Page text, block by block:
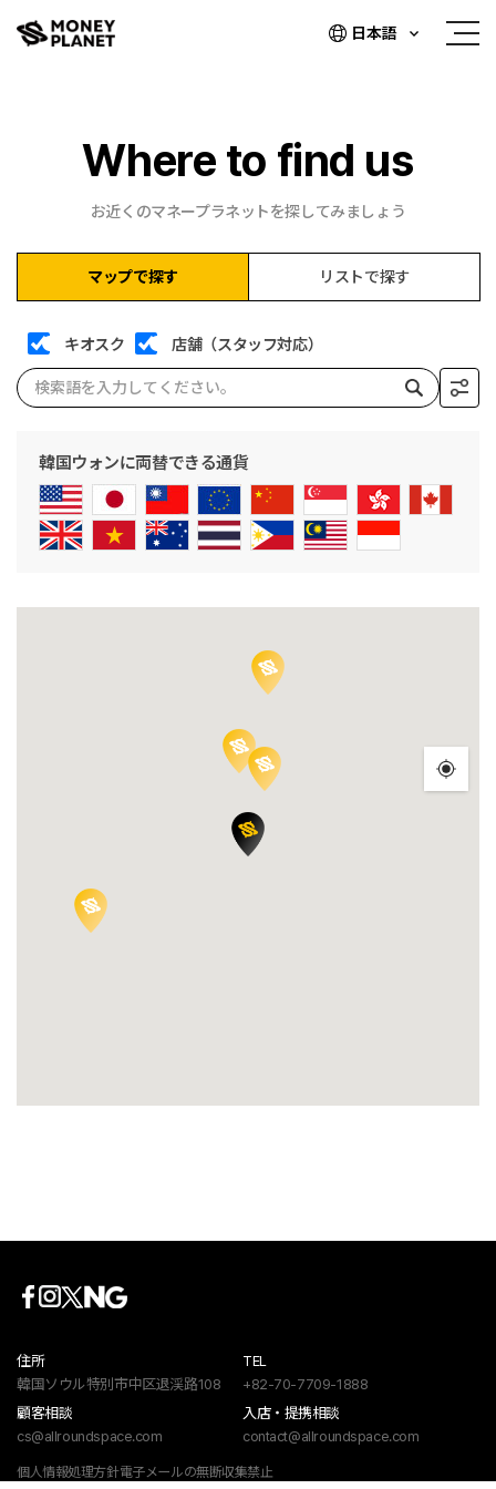
日本語
Where to find us
お近くのマネープラネットを探してみましょう
マップで探す リストで探す
キオスク 店舗（スタッフ対応）
韓国ウォンに両替できる通貨
住所
韓国ソウル特別市中区退渓路108
TEL
+82-70-7709-1888
顧客相談
cs@allroundspace.com
入店・提携相談
contact@allroundspace.com
個人情報処理方針電子メールの無断収集禁止